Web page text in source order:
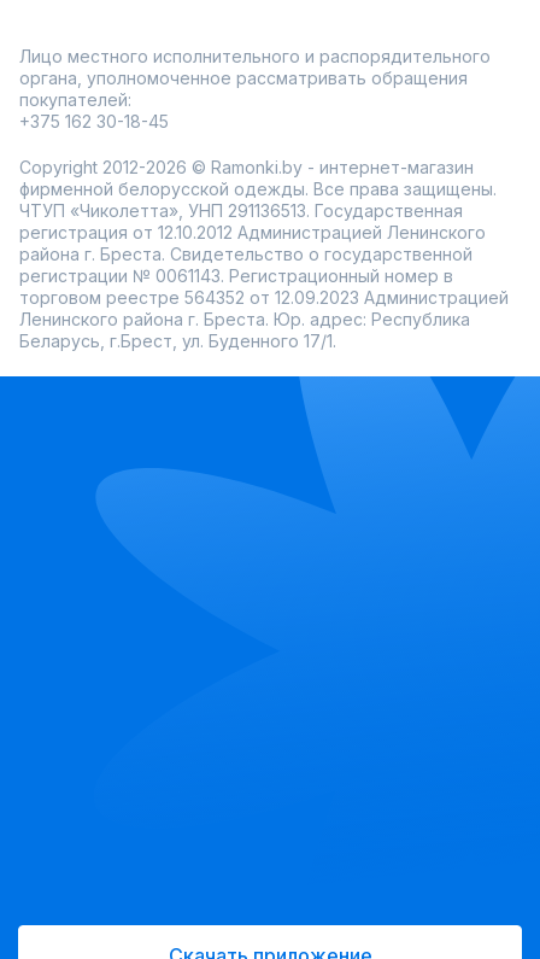
Лицо местного исполнительного и распорядительного
органа, уполномоченное рассматривать обращения
покупателей:
+375 162 30-18-45
Copyright 2012-2026 © Ramonki.by - интернет-магазин
фирменной белорусской одежды. Все права защищены.
ЧТУП «Чиколетта», УНП 291136513. Государственная
регистрация от 12.10.2012 Администрацией Ленинского
района г. Бреста. Свидетельство о государственной
регистрации № 0061143. Регистрационный номер в
торговом реестре 564352 от 12.09.2023 Администрацией
Ленинского района г. Бреста. Юр. адрес: Республика
Беларусь, г.Брест, ул. Буденного 17/1.